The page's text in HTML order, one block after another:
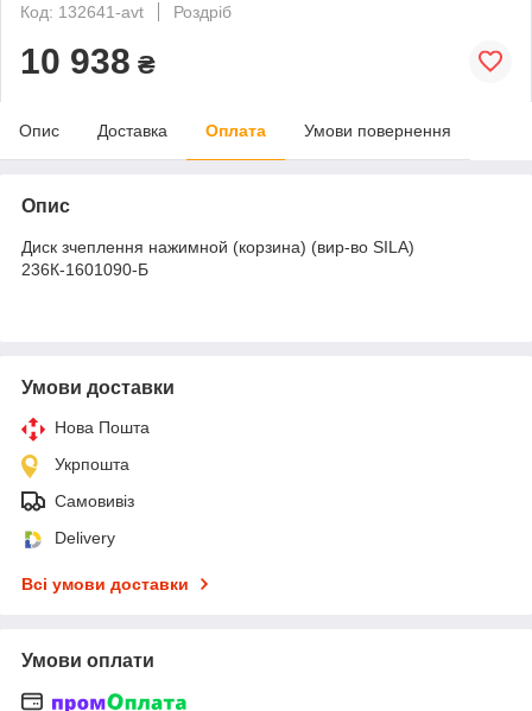
Код: 132641-avt
Роздріб
10 938 ₴
Опис Доставка Оплата Умови повернення
Опис
Диск зчеплення нажимной (корзина) (вир-во SILA)
236К-1601090-Б
Умови доставки
Нова Пошта
Укрпошта
Самовивіз
Delivery
Всі умови доставки
Умови оплати